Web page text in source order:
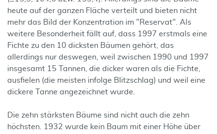
heute auf der ganzen Fläche verteilt und bieten nicht
mehr das Bild der Konzentration im "Reservat". Als
weitere Besonderheit fällt auf, dass 1997 erstmals eine
Fichte zu den 10 dicksten Bäumen gehört, das
allerdings nur deswegen, weil zwischen 1990 und 1997
insgesamt 15 Tannen, die dicker waren als die Fichte,
ausfielen (die meisten infolge Blitzschlag) und weil eine
dickere Tanne angezeichnet wurde.
Die zehn stärksten Bäume sind nicht auch die zehn
höchsten. 1932 wurde kein Baum mit einer Höhe über